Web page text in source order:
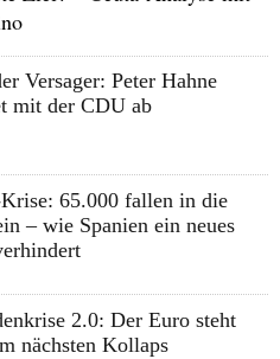
Versager: Peter Hahne
mit der CDU ab
65.000 fallen in die
– wie Spanien ein neues
2.0: Der Euro steht
nächsten Kollaps